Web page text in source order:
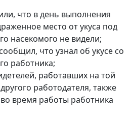
что в день выполнения
место от укуса под
насекомого не видели;
что узнал об укусе со
работника;
работавших на той
работодателя, также
время работы работника